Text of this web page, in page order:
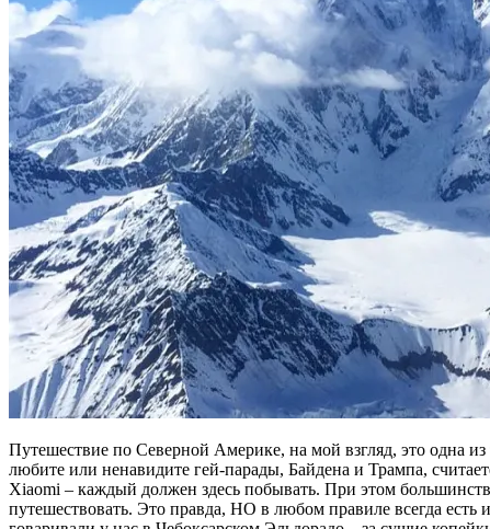
Путешествие по Северной Америке, на мой взгляд, это одна
любите или ненавидите гей-парады, Байдена и Трампа,
Xiaomi – каждый должен здесь побывать. При этом
путешествовать. Это правда, НО в любом правиле всегда